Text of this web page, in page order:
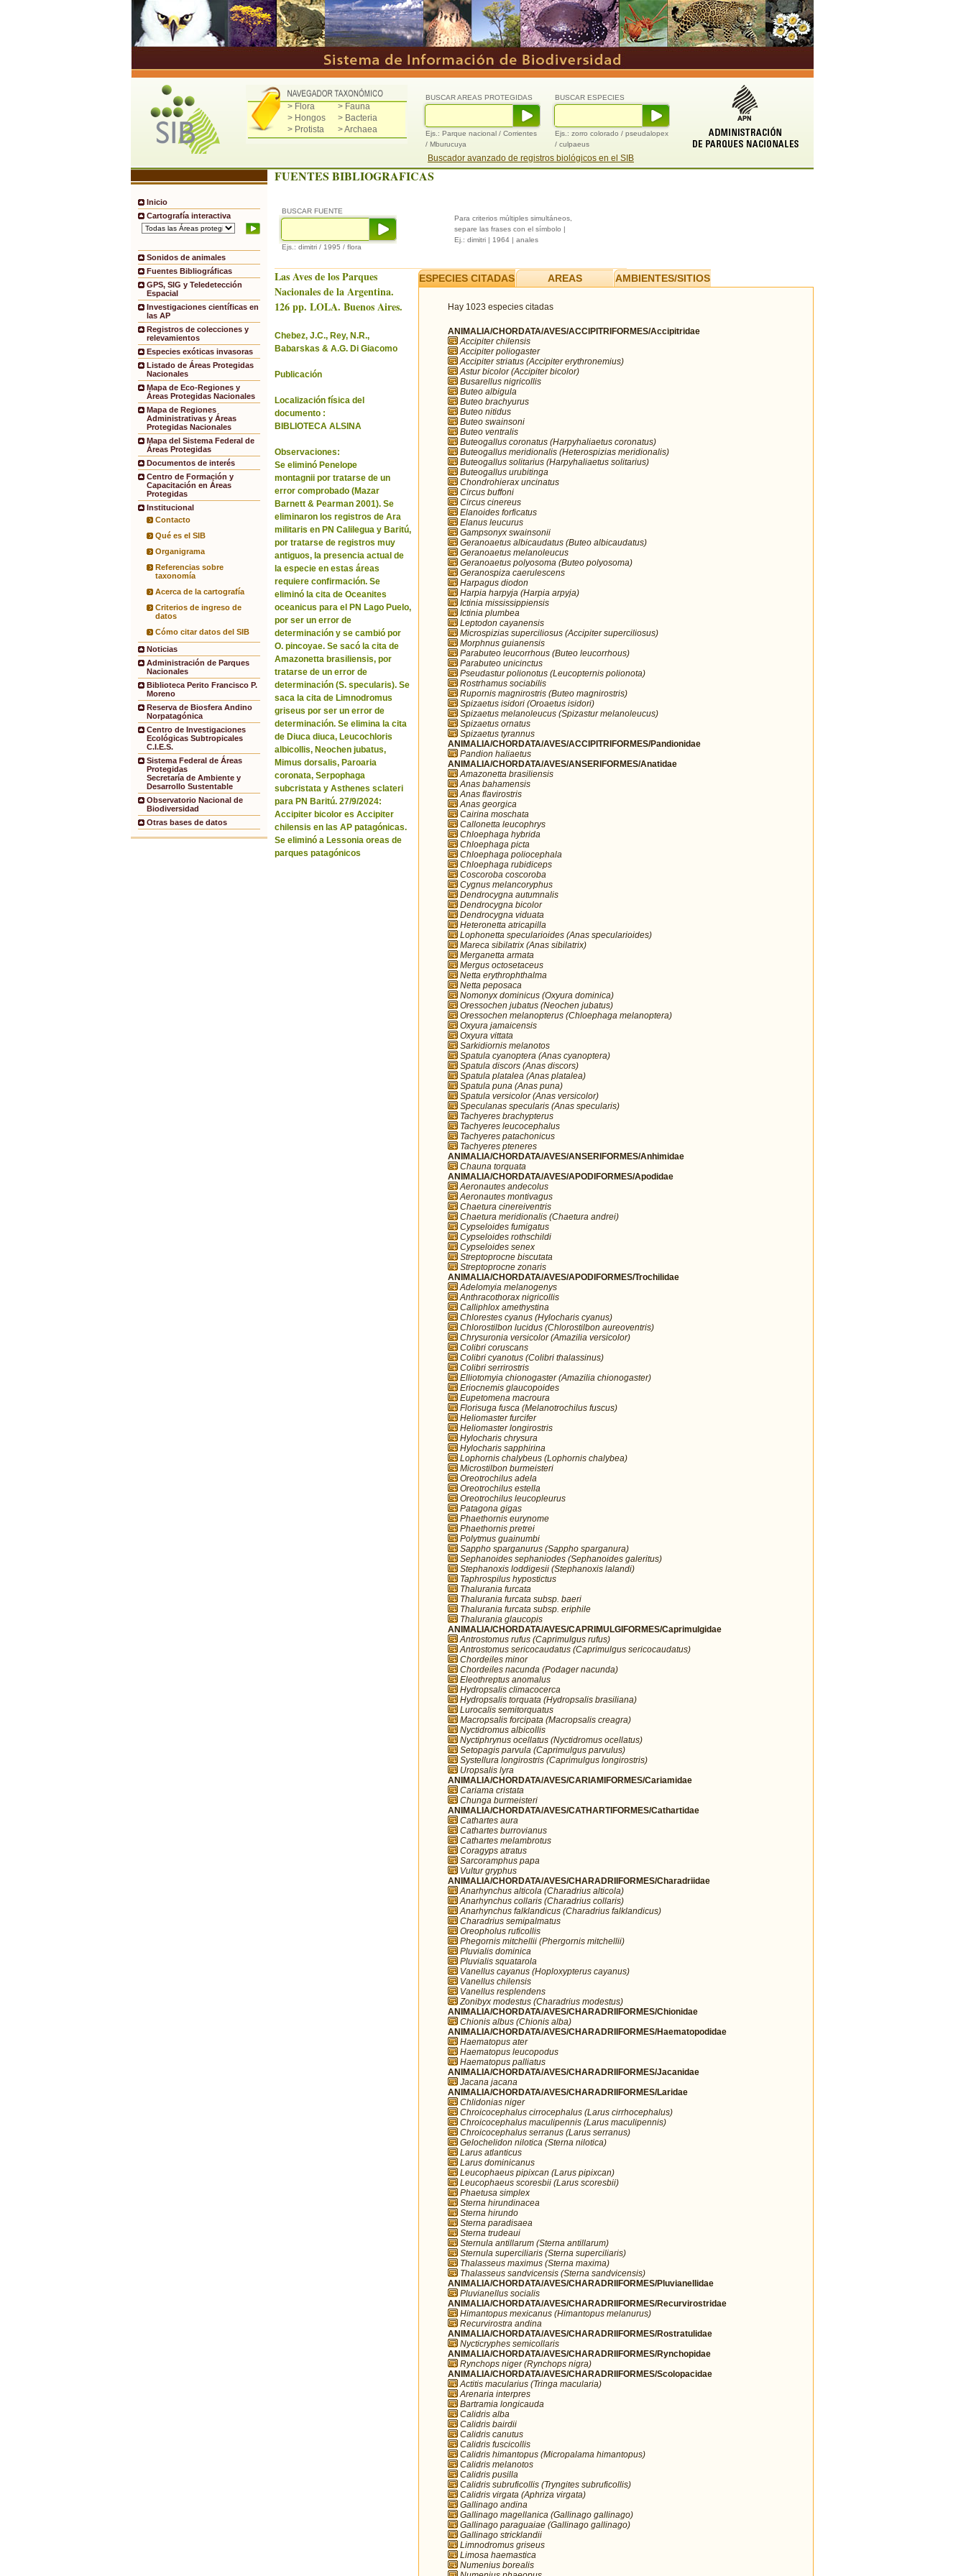
> Flora
> Fauna
> Hongos
> Bacteria
> Protista
> Archaea
BUSCAR ESPECIES
Ejs.: zorro colorado / pseudalopex
/ culpaeus
BUSCAR AREAS PROTEGIDAS
Ejs.: Parque nacional / Corrientes
/ Mburucuya
Buscador avanzado de registros biológicos en el SIB
Inicio
Cartografía interactiva
Sonidos de animales
Fuentes Bibliográficas
GPS, SIG y Teledetección
Espacial
Investigaciones científicas en
las AP
Registros de colecciones y
relevamientos
Especies exóticas invasoras
Listado de Áreas Protegidas
Nacionales
Mapa de Eco-Regiones y
Áreas Protegidas Nacionales
Mapa de Regiones
Administrativas y Áreas
Protegidas Nacionales
Mapa del Sistema Federal de
Áreas Protegidas
Documentos de interés
Centro de Formación y
Capacitación en Áreas
Protegidas
Institucional
Contacto
Qué es el SIB
Organigrama
Referencias sobre
taxonomía
Acerca de la cartografía
Criterios de ingreso de
datos
Cómo citar datos del SIB
Noticias
Administración de Parques
Nacionales
Biblioteca Perito Francisco P.
Moreno
Reserva de Biosfera Andino
Norpatagónica
Centro de Investigaciones
Ecológicas Subtropicales
C.I.E.S.
Sistema Federal de Áreas
Protegidas
Secretaría de Ambiente y
Desarrollo Sustentable
Observatorio Nacional de
Biodiversidad
Otras bases de datos
FUENTES BIBLIOGRAFICAS
BUSCAR FUENTE
Ejs.: dimitri / 1995 / flora
Para criterios múltiples simultáneos,
separe las frases con el símbolo |
Ej.: dimitri | 1964 | anales
Las Aves de los Parques
Nacionales de la Argentina.
126 pp. LOLA. Buenos Aires.
Chebez, J.C., Rey, N.R.,
Babarskas & A.G. Di Giacomo
Publicación
Localización física del
documento :
BIBLIOTECA ALSINA
Observaciones:
Se eliminó Penelope
montagnii por tratarse de un
error comprobado (Mazar
Barnett & Pearman 2001). Se
eliminaron los registros de Ara
militaris en PN Calilegua y Baritú,
por tratarse de registros muy
antiguos, la presencia actual de
la especie en estas áreas
requiere confirmación. Se
eliminó la cita de Oceanites
oceanicus para el PN Lago Puelo,
por ser un error de
determinación y se cambió por
O. pincoyae. Se sacó la cita de
Amazonetta brasiliensis, por
tratarse de un error de
determinación (S. specularis). Se
saca la cita de Limnodromus
griseus por ser un error de
determinación. Se elimina la cita
de Diuca diuca, Leucochloris
albicollis, Neochen jubatus,
Mimus dorsalis, Paroaria
coronata, Serpophaga
subcristata y Asthenes sclateri
para PN Baritú. 27/9/2024:
Accipiter bicolor es Accipiter
chilensis en las AP patagónicas.
Se eliminó a Lessonia oreas de
parques patagónicos
ESPECIES CITADAS AREAS AMBIENTES/SITIOS
Hay 1023 especies citadas
ANIMALIA/CHORDATA/AVES/ACCIPITRIFORMES/Accipitridae
Accipiter chilensis
Accipiter poliogaster
Accipiter striatus (Accipiter erythronemius)
Astur bicolor (Accipiter bicolor)
Busarellus nigricollis
Buteo albigula
Buteo brachyurus
Buteo nitidus
Buteo swainsoni
Buteo ventralis
Buteogallus coronatus (Harpyhaliaetus coronatus)
Buteogallus meridionalis (Heterospizias meridionalis)
Buteogallus solitarius (Harpyhaliaetus solitarius)
Buteogallus urubitinga
Chondrohierax uncinatus
Circus buffoni
Circus cinereus
Elanoides forficatus
Elanus leucurus
Gampsonyx swainsonii
Geranoaetus albicaudatus (Buteo albicaudatus)
Geranoaetus melanoleucus
Geranoaetus polyosoma (Buteo polyosoma)
Geranospiza caerulescens
Harpagus diodon
Harpia harpyja (Harpia arpyja)
Ictinia mississippiensis
Ictinia plumbea
Leptodon cayanensis
Microspizias superciliosus (Accipiter superciliosus)
Morphnus guianensis
Parabuteo leucorrhous (Buteo leucorrhous)
Parabuteo unicinctus
Pseudastur polionotus (Leucopternis polionota)
Rostrhamus sociabilis
Rupornis magnirostris (Buteo magnirostris)
Spizaetus isidori (Oroaetus isidori)
Spizaetus melanoleucus (Spizastur melanoleucus)
Spizaetus ornatus
Spizaetus tyrannus
ANIMALIA/CHORDATA/AVES/ACCIPITRIFORMES/Pandionidae
Pandion haliaetus
ANIMALIA/CHORDATA/AVES/ANSERIFORMES/Anatidae
Amazonetta brasiliensis
Anas bahamensis
Anas flavirostris
Anas georgica
Cairina moschata
Callonetta leucophrys
Chloephaga hybrida
Chloephaga picta
Chloephaga poliocephala
Chloephaga rubidiceps
Coscoroba coscoroba
Cygnus melancoryphus
Dendrocygna autumnalis
Dendrocygna bicolor
Dendrocygna viduata
Heteronetta atricapilla
Lophonetta specularioides (Anas specularioides)
Mareca sibilatrix (Anas sibilatrix)
Merganetta armata
Mergus octosetaceus
Netta erythrophthalma
Netta peposaca
Nomonyx dominicus (Oxyura dominica)
Oressochen jubatus (Neochen jubatus)
Oressochen melanopterus (Chloephaga melanoptera)
Oxyura jamaicensis
Oxyura vittata
Sarkidiornis melanotos
Spatula cyanoptera (Anas cyanoptera)
Spatula discors (Anas discors)
Spatula platalea (Anas platalea)
Spatula puna (Anas puna)
Spatula versicolor (Anas versicolor)
Speculanas specularis (Anas specularis)
Tachyeres brachypterus
Tachyeres leucocephalus
Tachyeres patachonicus
Tachyeres pteneres
ANIMALIA/CHORDATA/AVES/ANSERIFORMES/Anhimidae
Chauna torquata
ANIMALIA/CHORDATA/AVES/APODIFORMES/Apodidae
Aeronautes andecolus
Aeronautes montivagus
Chaetura cinereiventris
Chaetura meridionalis (Chaetura andrei)
Cypseloides fumigatus
Cypseloides rothschildi
Cypseloides senex
Streptoprocne biscutata
Streptoprocne zonaris
ANIMALIA/CHORDATA/AVES/APODIFORMES/Trochilidae
Adelomyia melanogenys
Anthracothorax nigricollis
Calliphlox amethystina
Chlorestes cyanus (Hylocharis cyanus)
Chlorostilbon lucidus (Chlorostilbon aureoventris)
Chrysuronia versicolor (Amazilia versicolor)
Colibri coruscans
Colibri cyanotus (Colibri thalassinus)
Colibri serrirostris
Elliotomyia chionogaster (Amazilia chionogaster)
Eriocnemis glaucopoides
Eupetomena macroura
Florisuga fusca (Melanotrochilus fuscus)
Heliomaster furcifer
Heliomaster longirostris
Hylocharis chrysura
Hylocharis sapphirina
Lophornis chalybeus (Lophornis chalybea)
Microstilbon burmeisteri
Oreotrochilus adela
Oreotrochilus estella
Oreotrochilus leucopleurus
Patagona gigas
Phaethornis eurynome
Phaethornis pretrei
Polytmus guainumbi
Sappho sparganurus (Sappho sparganura)
Sephanoides sephaniodes (Sephanoides galeritus)
Stephanoxis loddigesii (Stephanoxis lalandi)
Taphrospilus hypostictus
Thalurania furcata
Thalurania furcata subsp. baeri
Thalurania furcata subsp. eriphile
Thalurania glaucopis
ANIMALIA/CHORDATA/AVES/CAPRIMULGIFORMES/Caprimulgidae
Antrostomus rufus (Caprimulgus rufus)
Antrostomus sericocaudatus (Caprimulgus sericocaudatus)
Chordeiles minor
Chordeiles nacunda (Podager nacunda)
Eleothreptus anomalus
Hydropsalis climacocerca
Hydropsalis torquata (Hydropsalis brasiliana)
Lurocalis semitorquatus
Macropsalis forcipata (Macropsalis creagra)
Nyctidromus albicollis
Nyctiphrynus ocellatus (Nyctidromus ocellatus)
Setopagis parvula (Caprimulgus parvulus)
Systellura longirostris (Caprimulgus longirostris)
Uropsalis lyra
ANIMALIA/CHORDATA/AVES/CARIAMIFORMES/Cariamidae
Cariama cristata
Chunga burmeisteri
ANIMALIA/CHORDATA/AVES/CATHARTIFORMES/Cathartidae
Cathartes aura
Cathartes burrovianus
Cathartes melambrotus
Coragyps atratus
Sarcoramphus papa
Vultur gryphus
ANIMALIA/CHORDATA/AVES/CHARADRIIFORMES/Charadriidae
Anarhynchus alticola (Charadrius alticola)
Anarhynchus collaris (Charadrius collaris)
Anarhynchus falklandicus (Charadrius falklandicus)
Charadrius semipalmatus
Oreopholus ruficollis
Phegornis mitchellii (Phergornis mitchellii)
Pluvialis dominica
Pluvialis squatarola
Vanellus cayanus (Hoploxypterus cayanus)
Vanellus chilensis
Vanellus resplendens
Zonibyx modestus (Charadrius modestus)
ANIMALIA/CHORDATA/AVES/CHARADRIIFORMES/Chionidae
Chionis albus (Chionis alba)
ANIMALIA/CHORDATA/AVES/CHARADRIIFORMES/Haematopodidae
Haematopus ater
Haematopus leucopodus
Haematopus palliatus
ANIMALIA/CHORDATA/AVES/CHARADRIIFORMES/Jacanidae
Jacana jacana
ANIMALIA/CHORDATA/AVES/CHARADRIIFORMES/Laridae
Chlidonias niger
Chroicocephalus cirrocephalus (Larus cirrhocephalus)
Chroicocephalus maculipennis (Larus maculipennis)
Chroicocephalus serranus (Larus serranus)
Gelochelidon nilotica (Sterna nilotica)
Larus atlanticus
Larus dominicanus
Leucophaeus pipixcan (Larus pipixcan)
Leucophaeus scoresbii (Larus scoresbii)
Phaetusa simplex
Sterna hirundinacea
Sterna hirundo
Sterna paradisaea
Sterna trudeaui
Sternula antillarum (Sterna antillarum)
Sternula superciliaris (Sterna superciliaris)
Thalasseus maximus (Sterna maxima)
Thalasseus sandvicensis (Sterna sandvicensis)
ANIMALIA/CHORDATA/AVES/CHARADRIIFORMES/Pluvianellidae
Pluvianellus socialis
ANIMALIA/CHORDATA/AVES/CHARADRIIFORMES/Recurvirostridae
Himantopus mexicanus (Himantopus melanurus)
Recurvirostra andina
ANIMALIA/CHORDATA/AVES/CHARADRIIFORMES/Rostratulidae
Nycticryphes semicollaris
ANIMALIA/CHORDATA/AVES/CHARADRIIFORMES/Rynchopidae
Rynchops niger (Rynchops nigra)
ANIMALIA/CHORDATA/AVES/CHARADRIIFORMES/Scolopacidae
Actitis macularius (Tringa macularia)
Arenaria interpres
Bartramia longicauda
Calidris alba
Calidris bairdii
Calidris canutus
Calidris fuscicollis
Calidris himantopus (Micropalama himantopus)
Calidris melanotos
Calidris pusilla
Calidris subruficollis (Tryngites subruficollis)
Calidris virgata (Aphriza virgata)
Gallinago andina
Gallinago magellanica (Gallinago gallinago)
Gallinago paraguaiae (Gallinago gallinago)
Gallinago stricklandii
Limnodromus griseus
Limosa haemastica
Numenius borealis